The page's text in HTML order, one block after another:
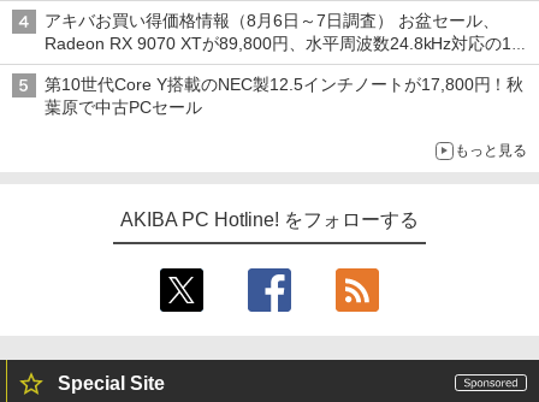
アキバお買い得価格情報（8月6日～7日調査） お盆セール、
Radeon RX 9070 XTが89,800円、水平周波数24.8kHz対応の17
型モニターが9,801円、暑さ指数連動セール ほか
第10世代Core Y搭載のNEC製12.5インチノートが17,800円！秋
葉原で中古PCセール
もっと見る
AKIBA PC Hotline! をフォローする
Special Site